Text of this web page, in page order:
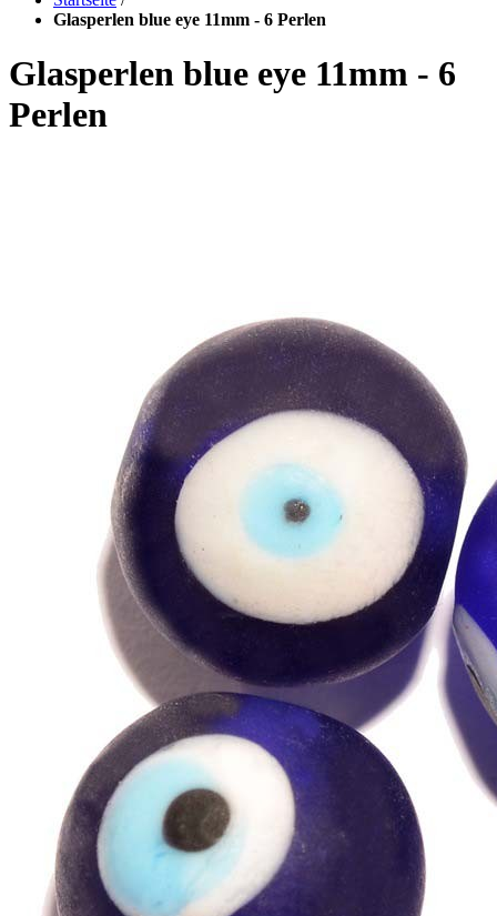
Glasperlen blue eye 11mm - 6 Perlen
Glasperlen blue eye 11mm - 6
Perlen